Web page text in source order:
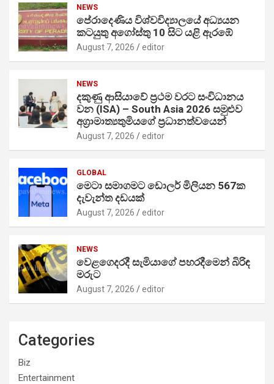
NEWS
පේරාදෙණිය විශ්වවිද්‍යාලයේ අධ්‍යයන
කටයුතු අගෝස්තු 10 සිට යළි ඇරඹේ
August 7, 2026 editor
NEWS
දකුණු ආසියාවේ ප්‍රථම වරට සංවිධානය
වන (ISA) – South Asia 2026 සමුළුව
අග්‍රාමාත්‍යතුමියගේ ප්‍රධානත්වයෙන්
August 7, 2026 editor
GLOBAL
මෙටා සමාගමට ඩොලර් මිලියන 567ක
දැවැන්ත දඩයක්
August 7, 2026 editor
NEWS
වෙළගෙදරදී සැමියාගේ පහරදීමෙන් බිරිඳ
මරුට
August 7, 2026 editor
Categories
Biz
Entertainment